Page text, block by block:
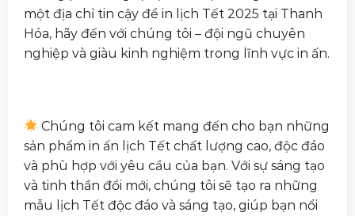
một địa chỉ tin cậy để in lịch Tết 2025 tại Thanh
Hóa, hãy đến với chúng tôi – đội ngũ chuyên
nghiệp và giàu kinh nghiệm trong lĩnh vực in ấn.
Chúng tôi cam kết mang đến cho bạn những
sản phẩm in ấn lịch Tết chất lượng cao, độc đáo
và phù hợp với yêu cầu của bạn. Với sự sáng tạo
và tinh thần đổi mới, chúng tôi sẽ tạo ra những
mẫu lịch Tết độc đáo và sáng tạo, giúp bạn nổi